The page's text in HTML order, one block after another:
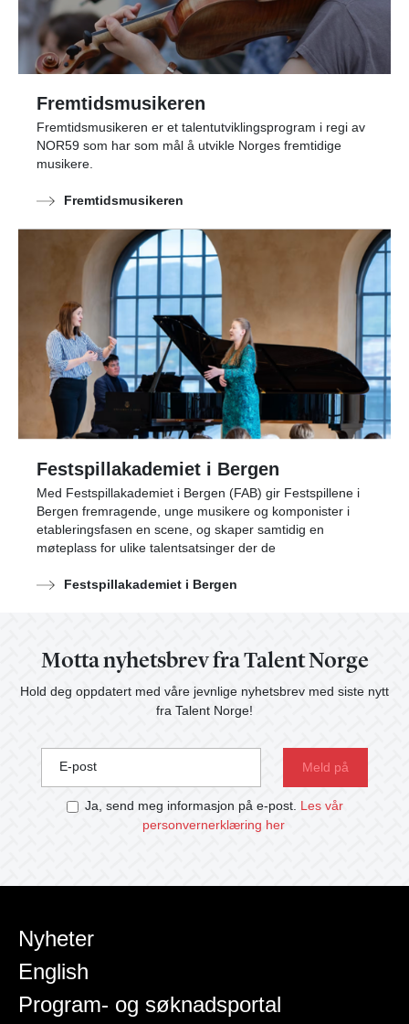
Fremtidsmusikeren
Fremtidsmusikeren er et talentutviklingsprogram i regi av
NOR59 som har som mål å utvikle Norges fremtidige
musikere.
Fremtidsmusikeren
Festspillakademiet i Bergen
Med Festspillakademiet i Bergen (FAB) gir Festspillene i
Bergen fremragende, unge musikere og komponister i
etableringsfasen en scene, og skaper samtidig en
møteplass for ulike talentsatsinger der de
Festspillakademiet i Bergen
Motta nyhetsbrev fra Talent Norge
Hold deg oppdatert med våre jevnlige nyhetsbrev med siste nytt
fra Talent Norge!
E-post
Ja, send meg informasjon på e-post. Les vår
personvernerklæring her
Nyheter
English
Program- og søknadsportal